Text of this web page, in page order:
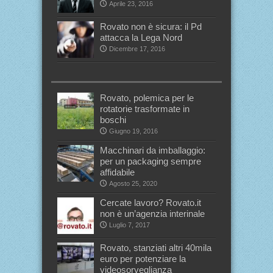
Aprile 23, 2016
Rovato non è sicura: il Pd
attacca la Lega Nord
Dicembre 17, 2016
Rovato, polemica per le
rotatorie trasformate in
boschi
Giugno 19, 2016
Macchinari da imballaggio:
per un packaging sempre
affidabile
Agosto 25, 2020
Cercate lavoro? Rovato.it
non è un’agenzia interinale
Luglio 7, 2017
Rovato, stanziati altri 40mila
euro per potenziare la
videosorveglianza